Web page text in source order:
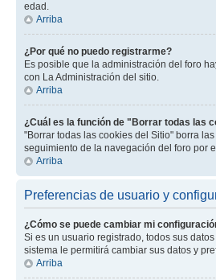
edad.
Arriba
¿Por qué no puedo registrarme?
Es posible que la administración del foro
con La Administración del sitio.
Arriba
¿Cuál es la función de "Borrar todas las
"Borrar todas las cookies del Sitio" borra
seguimiento de la navegación del foro por
Arriba
Preferencias de usuario y
¿Cómo se puede cambiar mi
Si es un usuario registrado, todos sus
sistema le permitirá cambiar sus datos y
Arriba